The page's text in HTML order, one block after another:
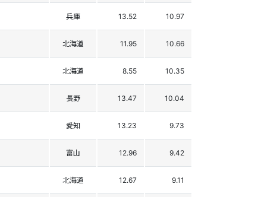
兵庫 13.52 10.97
北海道 11.95 10.66
北海道 8.55 10.35
長野 13.47 10.04
愛知 13.23 9.73
富山 12.96 9.42
北海道 12.67 9.11